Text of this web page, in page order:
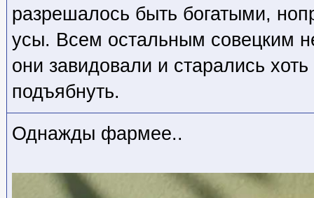
разрешалось быть богатыми,
усы. Всем остальным совецким
они завидовали и старались хоть
подъябнуть.
Однажды фармее..